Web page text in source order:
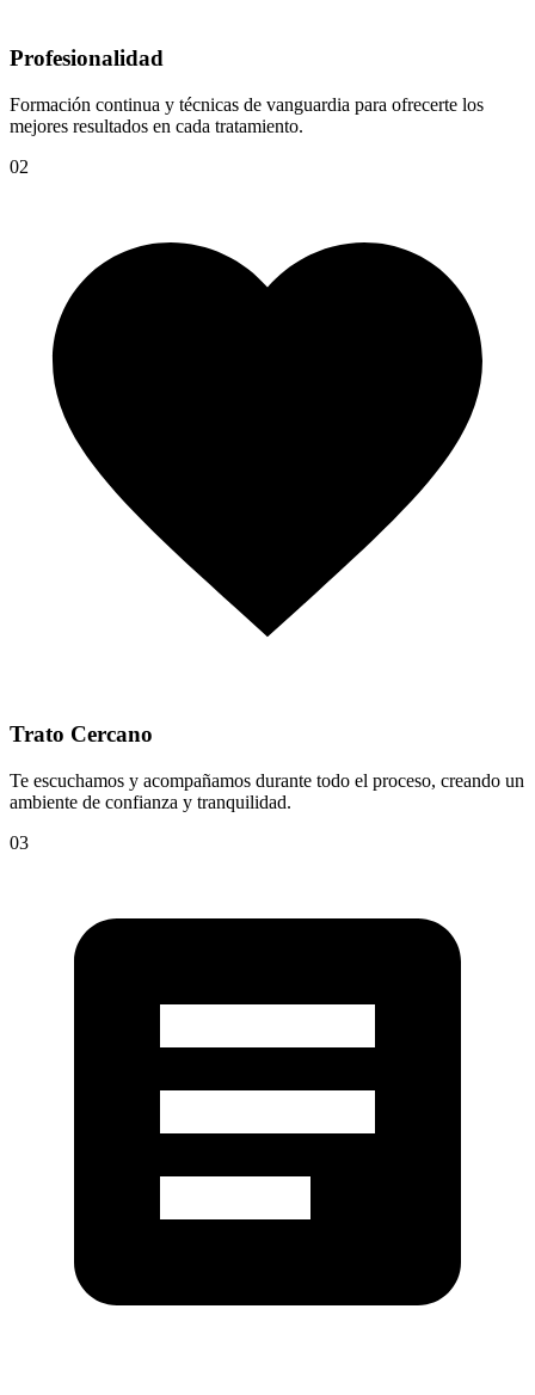
Profesionalidad
Formación continua y técnicas de vanguardia para ofrecerte los
mejores resultados en cada tratamiento.
02
Trato Cercano
Te escuchamos y acompañamos durante todo el proceso, creando un
ambiente de confianza y tranquilidad.
03